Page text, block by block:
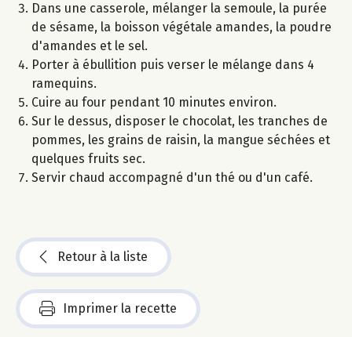
Dans une casserole, mélanger la semoule, la purée
de sésame, la boisson végétale amandes, la poudre
d'amandes et le sel.
Porter à ébullition puis verser le mélange dans 4
ramequins.
Cuire au four pendant 10 minutes environ.
Sur le dessus, disposer le chocolat, les tranches de
pommes, les grains de raisin, la mangue séchées et
quelques fruits sec.
Servir chaud accompagné d'un thé ou d'un café.
Retour à la liste
Imprimer la recette